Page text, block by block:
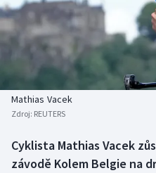
Boby a skeleton
Curling
Florbal
AZ kvíz
Mathias Vacek
Zdroj: REUTERS
Cyklista Mathias Vacek
závodě Kolem Belgie na